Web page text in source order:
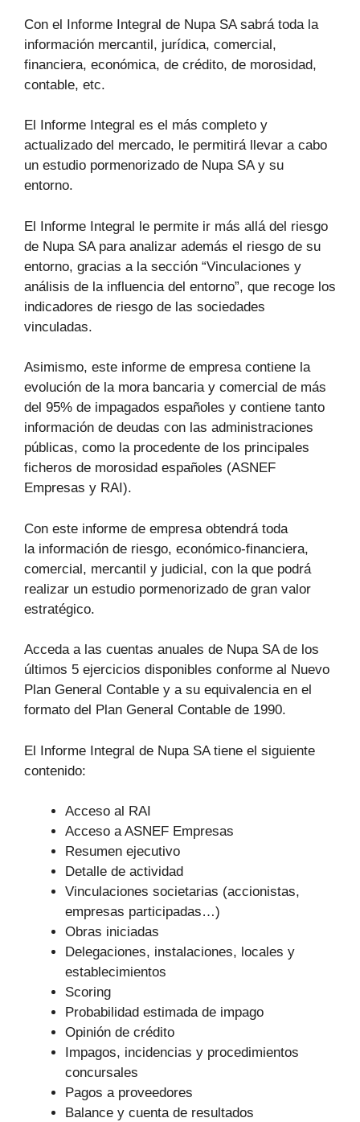
Con el Informe Integral de Nupa SA sabrá toda la
información mercantil, jurídica, comercial,
financiera, económica, de crédito, de morosidad,
contable, etc.
El Informe Integral es el más completo y
actualizado del mercado, le permitirá llevar a cabo
un estudio pormenorizado de Nupa SA y su
entorno.
El Informe Integral le permite ir más allá del riesgo
de Nupa SA para analizar además el riesgo de su
entorno, gracias a la sección “Vinculaciones y
análisis de la influencia del entorno”, que recoge los
indicadores de riesgo de las sociedades
vinculadas.
Asimismo, este informe de empresa contiene la
evolución de la mora bancaria y comercial de más
del 95% de impagados españoles y contiene tanto
información de deudas con las administraciones
públicas, como la procedente de los principales
ficheros de morosidad españoles (ASNEF
Empresas y RAI).
Con este informe de empresa obtendrá toda
la información de riesgo, económico-financiera,
comercial, mercantil y judicial, con la que podrá
realizar un estudio pormenorizado de gran valor
estratégico.
Acceda a las cuentas anuales de Nupa SA de los
últimos 5 ejercicios disponibles conforme al Nuevo
Plan General Contable y a su equivalencia en el
formato del Plan General Contable de 1990.
El Informe Integral de Nupa SA tiene el siguiente
contenido:
Acceso al RAI
Acceso a ASNEF Empresas
Resumen ejecutivo
Detalle de actividad
Vinculaciones societarias (accionistas,
empresas participadas…)
Obras iniciadas
Delegaciones, instalaciones, locales y
establecimientos
Scoring
Probabilidad estimada de impago
Opinión de crédito
Impagos, incidencias y procedimientos
concursales
Pagos a proveedores
Balance y cuenta de resultados